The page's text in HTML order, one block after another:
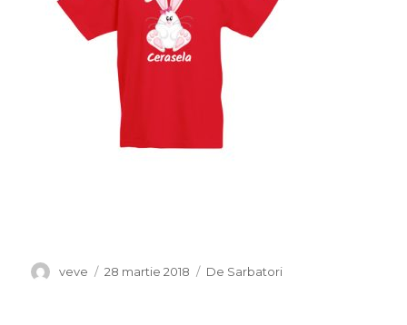
Autor
veve
Publicat
28 martie 2018 Categorii
De Sarbatori